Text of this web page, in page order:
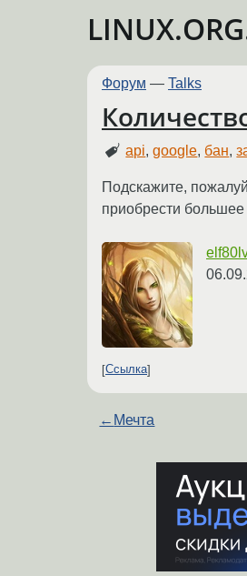
Форум — Talks
api,google, бан,
Подскажите,
приобрести большее
Ссылка
← Мечта